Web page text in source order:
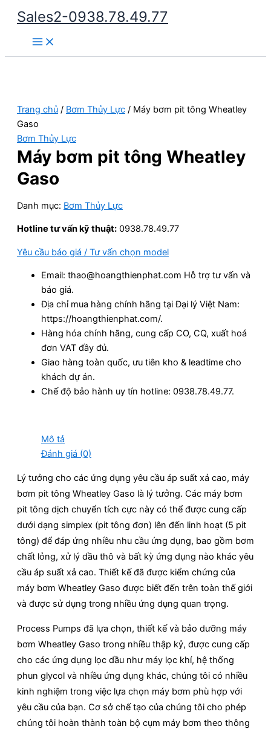
Nhảy
dung
Sales2-0938.78.49.77
Main
Menu
Trang chủ / Bơm Thủy Lực / Máy bơm pit tông Wheatley
Gaso
Bơm Thủy Lực
Máy bơm pit tông Wheatley
Gaso
Danh mục: Bơm Thủy Lực
Hotline tư vấn kỹ thuật: 0938.78.49.77
Yêu cầu báo giá / Tư vấn chọn model
Email: thao@hoangthienphat.com Hỗ trợ tư vấn và
báo giá.
Địa chỉ mua hàng chính hãng tại Đại lý Việt Nam:
https://hoangthienphat.com/.
Hàng hóa chính hãng, cung cấp CO, CQ, xuất hoá
đơn VAT đầy đủ.
Giao hàng toàn quốc, ưu tiên kho & leadtime cho
khách dự án.
Chế độ bảo hành uy tín hotline: 0938.78.49.77.
Mô tả
Đánh giá (0)
Lý tưởng cho các ứng dụng yêu cầu áp suất xả cao, máy
bơm pit tông Wheatley Gaso là lý tưởng. Các máy bơm
pit tông dịch chuyển tích cực này có thể được cung cấp
dưới dạng simplex (pit tông đơn) lên đến linh hoạt (5 pit
tông) để đáp ứng nhiều nhu cầu ứng dụng, bao gồm bơm
chất lỏng, xử lý dầu thô và bất kỳ ứng dụng nào khác yêu
cầu áp suất xả cao. Thiết kế đã được kiểm chứng của
máy bơm Wheatley Gaso được biết đến trên toàn thế giới
và được sử dụng trong nhiều ứng dụng quan trọng.
Process Pumps đã lựa chọn, thiết kế và bảo dưỡng máy
bơm Wheatley Gaso trong nhiều thập kỷ, được cung cấp
cho các ứng dụng lọc dầu như máy lọc khí, hệ thống
phun glycol và nhiều ứng dụng khác, chúng tôi có nhiều
kinh nghiệm trong việc lựa chọn máy bơm phù hợp với
yêu cầu của bạn. Cơ sở chế tạo của chúng tôi cho phép
chúng tôi hoàn thành toàn bộ cụm máy bơm theo thông